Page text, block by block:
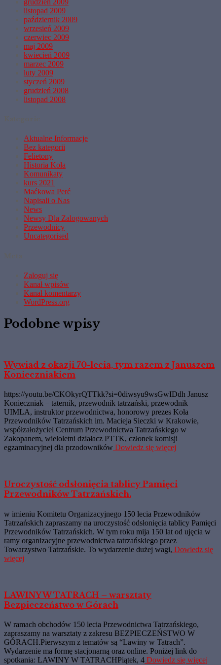
grudzień 2009
listopad 2009
październik 2009
wrzesień 2009
czerwiec 2009
maj 2009
kwiecień 2009
marzec 2009
luty 2009
styczeń 2009
grudzień 2008
listopad 2008
Aktualne Informacje
Bez kategorii
Felietony
Historia Koła
Komunikaty
kurs 2021
Maćkowa Perć
Napisali o Nas
News
Newsy Dla Zalogowanych
Przewodnicy
Uncategorised
Zaloguj się
Kanał wpisów
Kanał komentarzy
WordPress.org
Podobne wpisy
Wywiad z okazji 70-lecia, tym razem z Januszem
Konieczniakiem
https://youtu.be/CKOkyrQTTkk?si=0diwsyu9wsGwIDdh Janusz
Konieczniak – taternik, przewodnik tatrzański, przewodnik
UIMLA, instruktor przewodnictwa, honorowy prezes Koła
Przewodników Tatrzańskich im. Macieja Sieczki w Krakowie,
współzałożyciel Centrum Przewodnictwa Tatrzańskiego w
Zakopanem, wieloletni działacz PTTK, członek komisji
egzaminacyjnej dla przodowników Dowiedz się więcej
Uroczystość odsłonięcia tablicy Pamięci
Przewodników Tatrzańskich.
w imieniu Komitetu Organizacyjnego 150 lecia Przewodników
Tatrzańskich zapraszamy na uroczystość odsłonięcia tablicy Pamięci
Przewodników Tatrzańskich. W tym roku mija 150 lat od ujęcia w
ramy organizacyjne przewodnictwa tatrzańskiego przez
Towarzystwo Tatrzańskie. To wydarzenie dużej wagi, Dowiedz się
więcej
LAWINY W TATRACH – warsztaty
Bezpieczeństwo w Górach
W ramach obchodów 150 lecia Przewodnictwa Tatrzańskiego,
zapraszamy na warsztaty z zakresu BEZPIECZEŃSTWO W
GÓRACH.Pierwszym z tematów są “Lawiny w Tatrach”.
Wydarzenie ma formę stacjonarną oraz online. Poniżej link do
spotkania: LAWINY W TATRACHPiątek, 4 Dowiedz się więcej